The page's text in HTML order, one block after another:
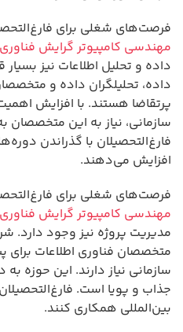
فرصت‌های شغلی برای
مهندسی کامپیوتر گرایش
داده و تحلیل اطلاعات نیز
داده، تحلیلگران داده و
پرتقاضا هستند. با افزایش
سازمانی، نیاز به این
فارغ‌التحصیلان با گذراندن
افزایش می‌دهند.
فرصت‌های شغلی برای
مهندسی کامپیوتر گرایش
مدیریت پروژه نیز وجود دارد.
متخصصان فناوری اطلاعات
سازمانی نیاز دارند. این حوزه به
جذاب و پویا است.
بین‌المللی همکاری کنند.